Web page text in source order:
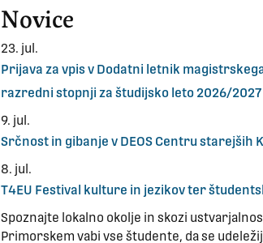
Novice
23. jul.
Prijava za vpis v Dodatni letnik
razredni stopnji za študijsko leto 2026/2027
9. jul.
Srčnost in gibanje v DEOS Centru starejših
8. jul.
T4EU Festival kulture in jezikov ter
Spoznajte lokalno okolje in skozi
Primorskem vabi vse študente, da se